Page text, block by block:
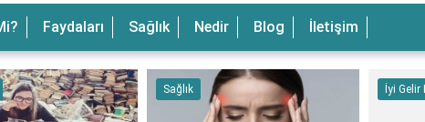
Faydaları Sağlık Nedir Blog İletişim
Sağlık İyi Gelir